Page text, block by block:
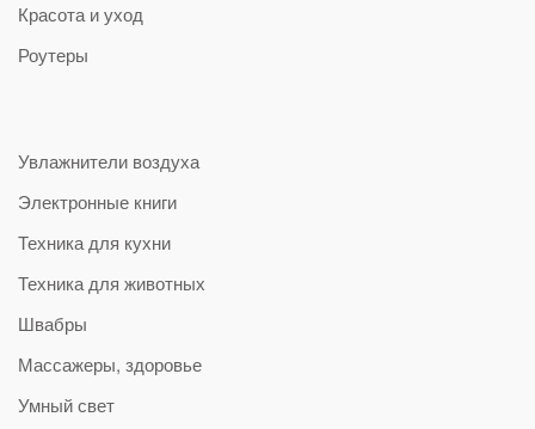
Красота и уход
Роутеры
Увлажнители воздуха
Электронные книги
Техника для кухни
Техника для животных
Швабры
Массажеры, здоровье
Умный свет